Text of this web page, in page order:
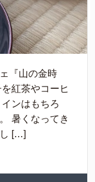
『山の金時
紅茶やコーヒ
ンはもちろ
暑くなってき
[…]